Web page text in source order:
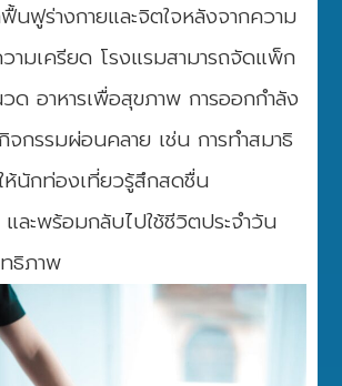
นฟูร่างกายและจิตใจหลังจากความ
ามเครียด โรงแรมสามารถจัดแพ็ก
ด อาหารเพื่อสุขภาพ การออกกำลัง
จกรรมผ่อนคลาย เช่น การทำสมาธิ
ห้นักท่องเที่ยวรู้สึกสดชื่น
และพร้อมกลับไปใช้ชีวิตประจำวัน
ธิภาพ